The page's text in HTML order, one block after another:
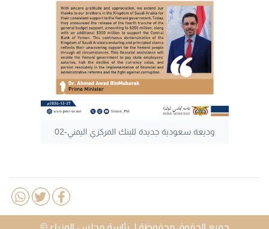
وديعة سعودية جديدة للبنك المركزي اليمني-02